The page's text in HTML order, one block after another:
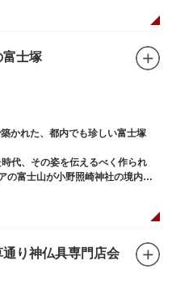
富士塚
かれた、都内でも珍しい富士塚
代、その姿を伝えるべく作られ
の富士山が小野照崎神社の境内に
南無妙法と書かれた石碑や修験道
月30日と1日には富士塚に登ること
通り神仏具専門店会